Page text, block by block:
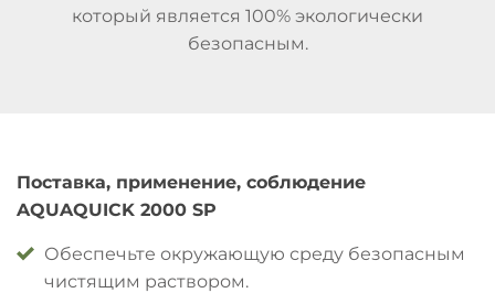
который является 100% экологически
безопасным.
Поставка, применение, соблюдение
AQUAQUICK 2000 SP
Обеспечьте окружающую среду безопасным
чистящим раствором.